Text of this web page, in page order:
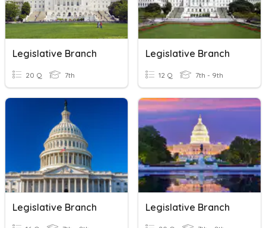
Legislative Branch
20 Q 7th
Legislative Branch
12 Q 7th - 9th
Legislative Branch Legislative Branch